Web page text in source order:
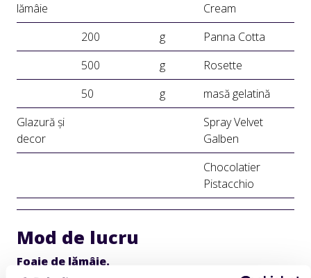
lămâie
Cream
200
g
Panna Cotta
500
g
Rosette
50
g
masă gelatină
Glazură și
decor
Spray Velvet
Galben
Chocolatier
Pistacchio
Mod de lucru
Foaie de lămâie.